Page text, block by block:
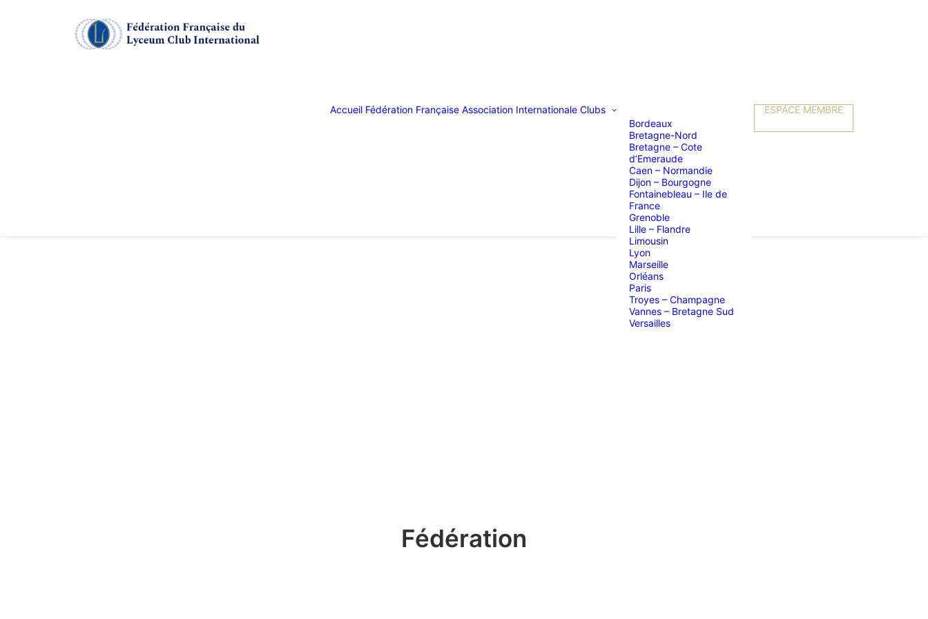
Accueil Fédération Française Association Internationale Clubs
Bordeaux
Bretagne-Nord
Bretagne – Cote
d’Emeraude
Caen – Normandie
Dijon – Bourgogne
Fontainebleau – Ile de
France
Grenoble
Lille – Flandre
Limousin
Lyon
Marseille
Orléans
Paris
Troyes – Champagne
Vannes – Bretagne Sud
Versailles
ESPACE MEMBRE
Fédération